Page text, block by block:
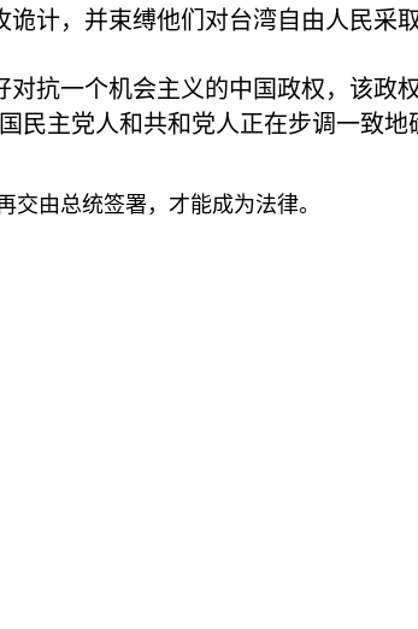
计，并束缚他们对台湾自由人民采
抗一个机会主义的中国政权，该政
民主党人和共和党人正在步调一致
由总统签署，才能成为法律。